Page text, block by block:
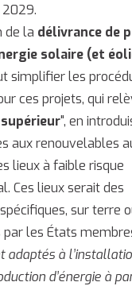
de la délivrance de
solaire (et
simplifier les
ces projets, qui
", en
aux renouvelables
lieux à faible risque
Ces lieux serait des
sur terre
par les États
adaptés à
d’énergie à